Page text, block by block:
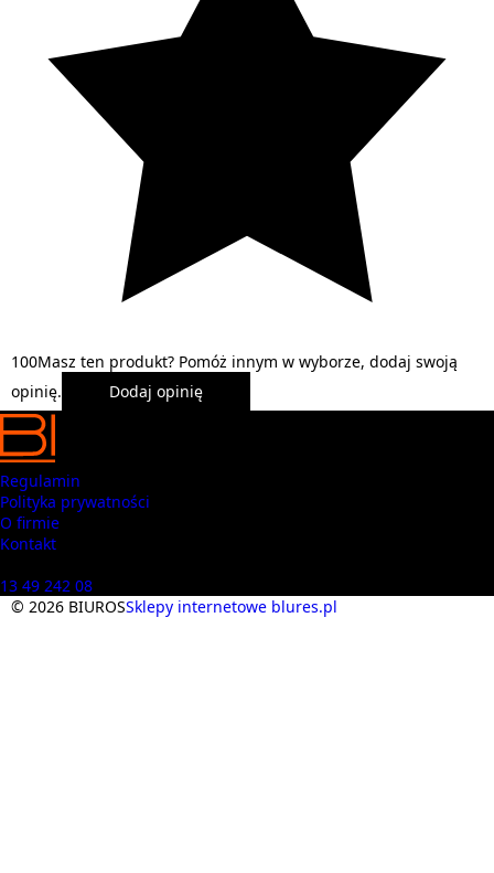
100Masz ten produkt? Pomóż innym w wyborze, dodaj swoją
opinię.
Dodaj opinię
Regulamin
Polityka prywatności
O firmie
Kontakt
13 49 242 08
© 2026 BIUROSSklepy internetowe blures.pl